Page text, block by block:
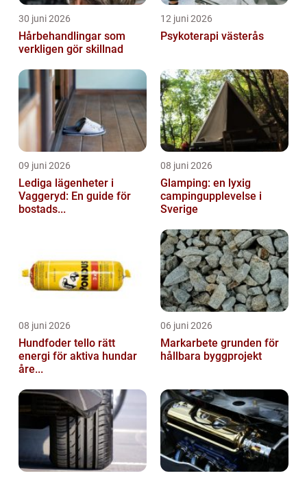
30 juni 2026
Hårbehandlingar som
verkligen gör skillnad
12 juni 2026
Psykoterapi västerås
09 juni 2026
Lediga lägenheter i
Vaggeryd: En guide för
bostads...
08 juni 2026
Glamping: en lyxig
campingupplevelse i
Sverige
08 juni 2026
Hundfoder tello rätt
energi för aktiva hundar
åre...
06 juni 2026
Markarbete grunden för
hållbara byggprojekt